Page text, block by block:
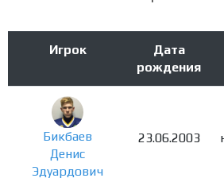
Игрок
Дата
рождения
Бикбаев
Денис
Эдуардович
23.06.2003